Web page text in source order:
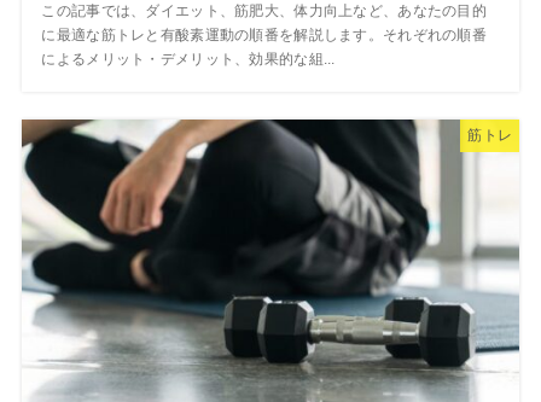
この記事では、ダイエット、筋肥大、体力向上など、あなたの目的
に最適な筋トレと有酸素運動の順番を解説します。それぞれの順番
によるメリット・デメリット、効果的な組...
筋トレ